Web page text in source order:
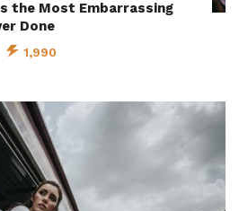
the Most Embarrassing
Done
1,990